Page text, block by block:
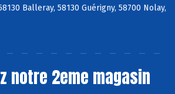
Balleray, 58130 Guérigny, 58700 Nolay,
notre 2eme magasin